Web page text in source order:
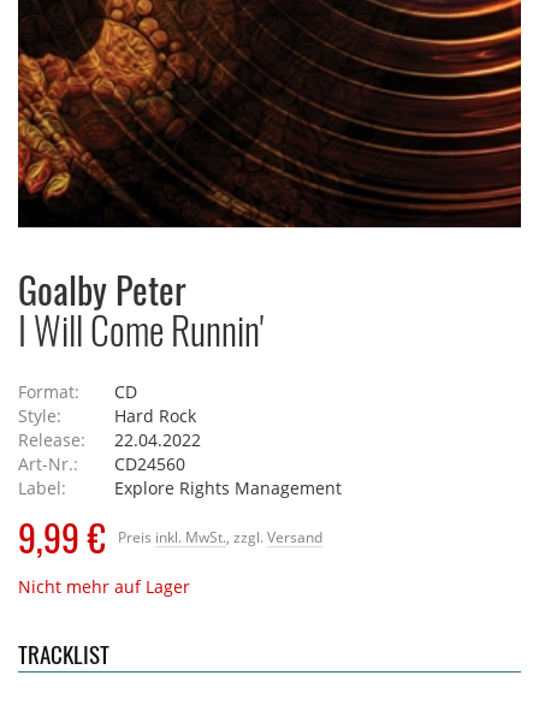
Goalby Peter
I Will Come Runnin'
Format:
CD
Style:
Hard Rock
Release:
22.04.2022
Art-Nr.:
CD24560
Label:
Explore Rights Management
Preis inkl. MwSt. , zzgl. Versand
9,99 €
Nicht mehr auf Lager
TRACKLIST